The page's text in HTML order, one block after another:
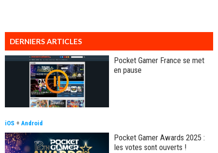
DERNIERS ARTICLES
Pocket Gamer France se met
en pause
iOS + Android
Pocket Gamer Awards 2025 :
les votes sont ouverts !